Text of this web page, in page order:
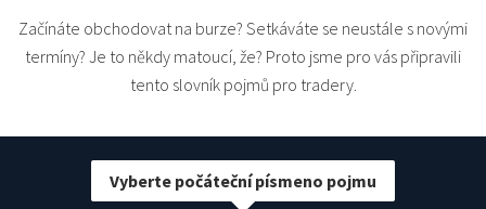
Začínáte obchodovat na burze? Setkáváte se neustále s novými
termíny? Je to někdy matoucí, že? Proto jsme pro vás připravili
tento slovník pojmů pro tradery.
Vyberte počáteční písmeno pojmu